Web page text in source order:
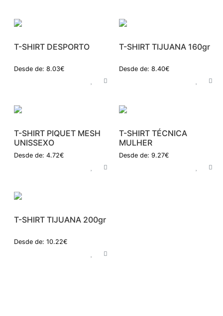
T-SHIRT DESPORTO
Desde de: 8.03€
T-SHIRT TIJUANA 160gr
Desde de: 8.40€
T-SHIRT PIQUET MESH
UNISSEXO
Desde de: 4.72€
T-SHIRT TÉCNICA
MULHER
Desde de: 9.27€
T-SHIRT TIJUANA 200gr
Desde de: 10.22€